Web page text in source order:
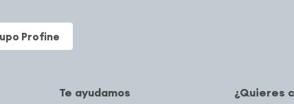
Te ayudamos ¿Quieres
Profine